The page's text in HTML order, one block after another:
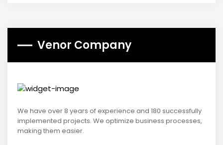
Venor Company
We have over 8 years of experience and 180 successfully
implemented projects. We optimize business processes,
making them easier.